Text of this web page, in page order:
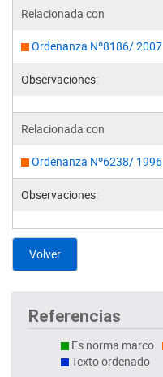
Relacionada con
Ordenanza Nº8186/ 2007
Observaciones:
Relacionada con
Ordenanza Nº6238/ 1996
Observaciones:
Volver
Referencias
Es norma marco
Texto ordenado